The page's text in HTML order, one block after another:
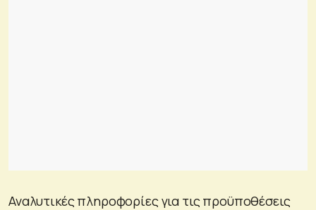
Αναλυτικές πληροφορίες για τις προϋποθέσεις